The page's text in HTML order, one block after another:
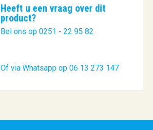
Heeft u een vraag over dit
product?
Bel ons op 0251 - 22 95 82
Of via Whatsapp op 06 13 273 147